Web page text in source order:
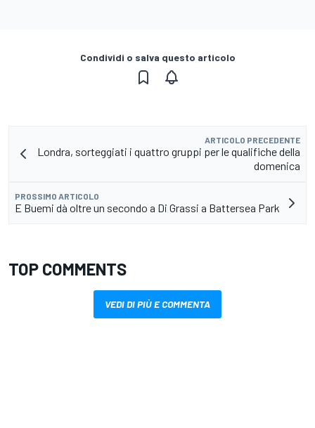
Condividi o salva questo articolo
ARTICOLO PRECEDENTE
Londra, sorteggiati i quattro gruppi per le qualifiche della
domenica
PROSSIMO ARTICOLO
E Buemi dà oltre un secondo a Di Grassi a Battersea Park
TOP COMMENTS
VEDI DI PIÙ E COMMENTA